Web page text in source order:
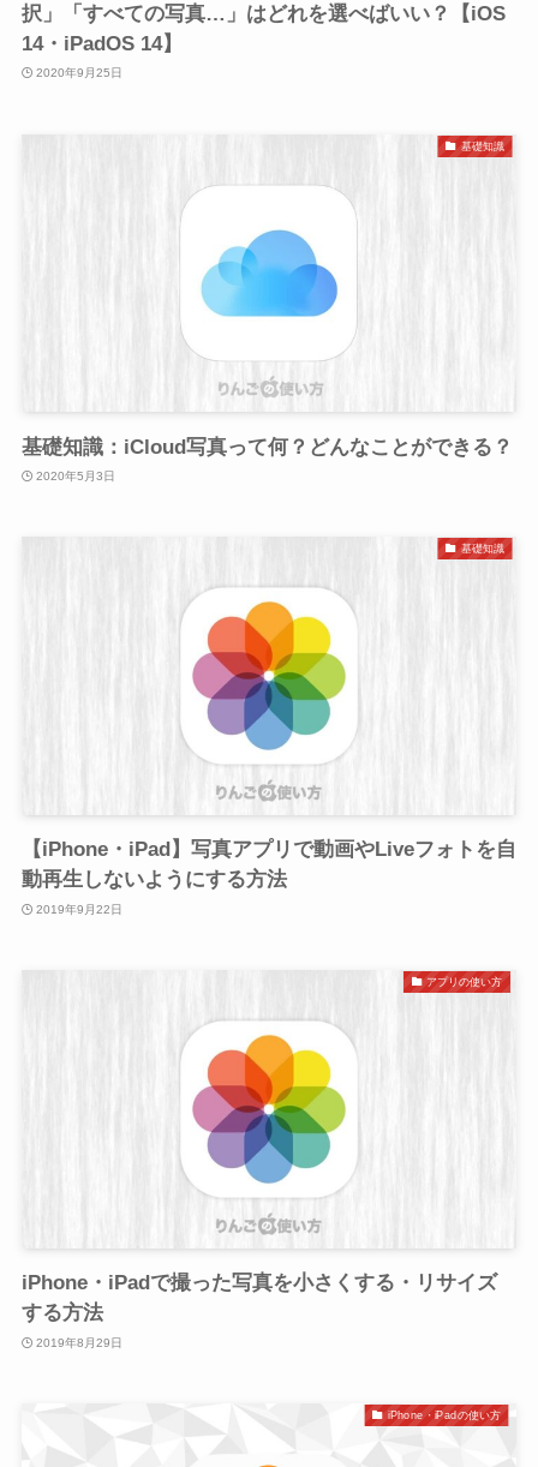
択」「すべての写真…」はどれを選べばいい？【iOS
14・iPadOS 14】
2020年9月25日
基礎知識
基礎知識：iCloud写真って何？どんなことができる？
2020年5月3日
基礎知識
【iPhone・iPad】写真アプリで動画やLiveフォトを自
動再生しないようにする方法
2019年9月22日
アプリの使い方
iPhone・iPadで撮った写真を小さくする・リサイズ
する方法
2019年8月29日
iPhone・iPadの使い方